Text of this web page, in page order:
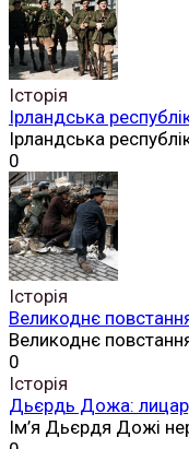
Історія
Ірландська
Ірландська
0
Історія
Великоднє
Великоднє
0
Історія
Дьєрдь Дожа: лицар,
Ім’я Дьєрдя Дожі